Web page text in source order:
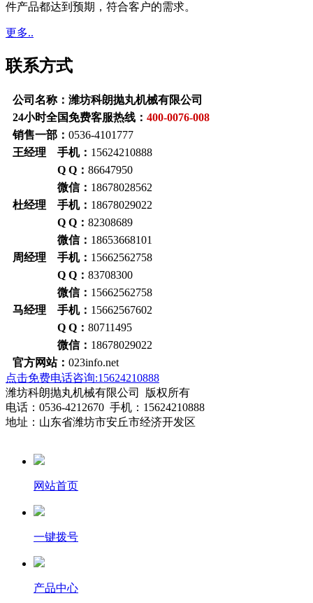
件产品都达到预期，符合客户的需求。
更多..
联系方式
公司名称：潍坊科朗抛丸机械有限公司
24小时全国免费客服热线： 400-0076-008
销售一部： 0536-4101777
王经理 手机： 15624210888
Q Q： 86647950
微信： 18678028562
杜经理 手机： 18678029022
Q Q： 82308689
微信： 18653668101
周经理 手机： 15662562758
Q Q： 83708300
微信： 15662562758
马经理 手机： 15662567602
Q Q： 80711495
微信： 18678029022
官方网站： 023info.net
点击免费电话咨询:15624210888
潍坊科朗抛丸机械有限公司 版权所有
电话：0536-4212670 手机：15624210888
地址：山东省潍坊市安丘市经济开发区
网站首页
一键拨号
产品中心